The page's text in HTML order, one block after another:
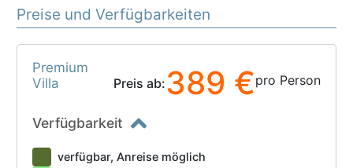
Preise und Verfügbarkeiten
Premium
Villa
Preis ab:389 €pro Person
Verfügbarkeit
verfügbar, Anreise möglich